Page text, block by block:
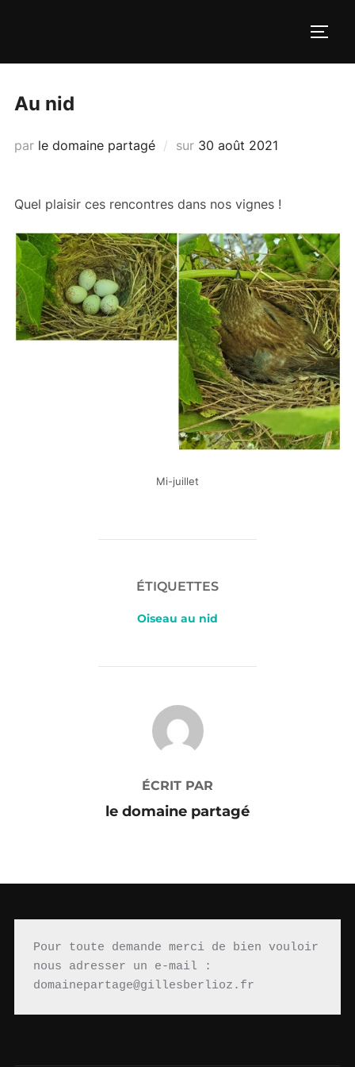
Au nid
par le domaine partagé sur Publié
30 août 2021
Quel plaisir ces rencontres dans nos vignes !
Mi-juillet
ÉTIQUETTES
Oiseau au nid
AUTEUR DE LA PUBLICATION
ÉCRIT PAR
le domaine partagé
Pour toute demande merci de bien vouloir
nous adresser un e-mail :
domainepartage@gillesberlioz.fr